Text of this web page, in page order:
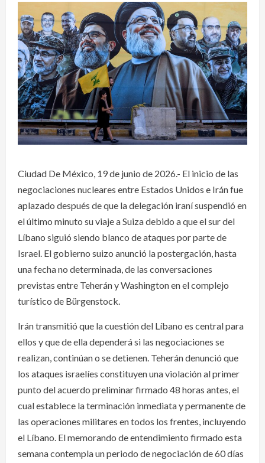
Ciudad De México, 19 de junio de 2026.- El inicio de las
negociaciones nucleares entre Estados Unidos e Irán fue
aplazado después de que la delegación iraní suspendió en
el último minuto su viaje a Suiza debido a que el sur del
Líbano siguió siendo blanco de ataques por parte de
Israel. El gobierno suizo anunció la postergación, hasta
una fecha no determinada, de las conversaciones
previstas entre Teherán y Washington en el complejo
turístico de Bürgenstock.
Irán transmitió que la cuestión del Líbano es central para
ellos y que de ella dependerá si las negociaciones se
realizan, continúan o se detienen. Teherán denunció que
los ataques israelíes constituyen una violación al primer
punto del acuerdo preliminar firmado 48 horas antes, el
cual establece la terminación inmediata y permanente de
las operaciones militares en todos los frentes, incluyendo
el Líbano. El memorando de entendimiento firmado esta
semana contempla un periodo de negociación de 60 días